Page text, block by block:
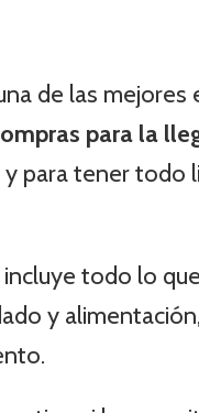
de las mejores
para la
para tener todo
incluye todo lo
y